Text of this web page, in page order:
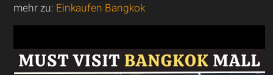
mehr zu: Einkaufen Bangkok